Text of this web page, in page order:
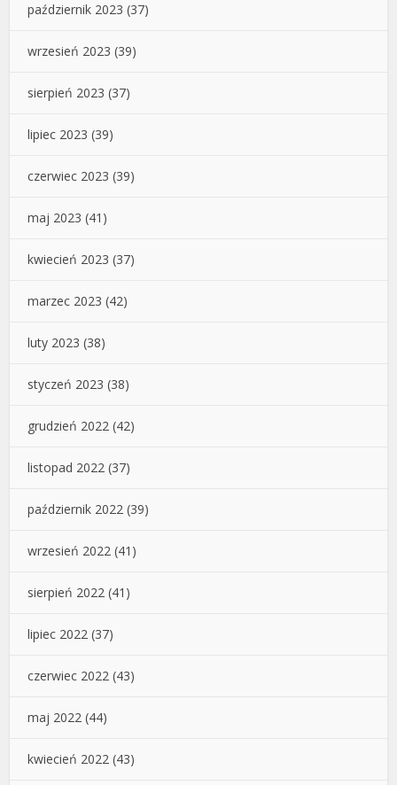
październik 2023 (37)
wrzesień 2023 (39)
sierpień 2023 (37)
lipiec 2023 (39)
czerwiec 2023 (39)
maj 2023 (41)
kwiecień 2023 (37)
marzec 2023 (42)
luty 2023 (38)
styczeń 2023 (38)
grudzień 2022 (42)
listopad 2022 (37)
październik 2022 (39)
wrzesień 2022 (41)
sierpień 2022 (41)
lipiec 2022 (37)
czerwiec 2022 (43)
maj 2022 (44)
kwiecień 2022 (43)